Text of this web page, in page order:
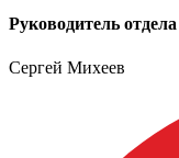
Руководитель
Сергей Михеев